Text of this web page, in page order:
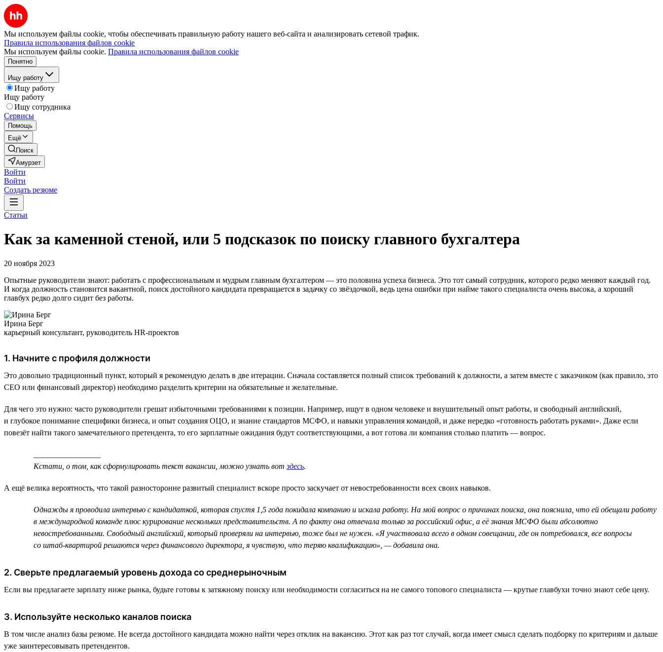
Мы используем файлы cookie, чтобы обеспечивать правильную работу нашего веб-сайта и анализировать сетевой трафик.
Правила использования файлов cookie
Мы используем файлы cookie. Правила использования файлов cookie
Понятно
Ищу работу
Ищу работу
Ищу работу
Ищу сотрудника
Сервисы
Помощь
Ещё
Поиск
Амурзет
Войти
Войти
Создать резюме
Статьи
Как за каменной стеной, или 5 подсказок по поиску главного бухгалтера
20 ноября 2023
Опытные руководители знают: работать с профессиональным и мудрым главным бухгалтером — это половина успеха бизнеса. Это тот самый сотрудник, которого редко меняют каждый год.
И когда должность становится вакантной, поиск достойного кандидата превращается в задачку со звёздочкой, ведь цена ошибки при найме такого специалиста очень высока, а хороший
главбух редко долго сидит без работы.
Ирина Берг
карьерный консультант, руководитель HR-проектов
1. Начните с профиля должности
Это довольно традиционный пункт, который я рекомендую делать в две итерации. Сначала составляется полный список требований к должности, а затем вместе с заказчиком (как правило, это
СЕО или финансовый директор) необходимо разделить критерии на обязательные и желательные.
Для чего это нужно: часто руководители грешат избыточными требованиями к позиции. Например, ищут в одном человеке и внушительный опыт работы, и свободный английский,
и глубокое понимание специфики бизнеса, и опыт создания ОЦО, и знание стандартов МСФО, и навыки управления командой, и даже нередко «готовность работать руками». Даже если
повезёт найти такого замечательного претендента, то его зарплатные ожидания будут соответствующими, а вот готова ли компания столько платить — вопрос.
Кстати, о том, как сформулировать текст вакансии, можно узнать вотздесь.
А ещё велика вероятность, что такой разносторонне развитый специалист вскоре просто заскучает от невостребованности всех своих навыков.
Однажды я проводила интервью с кандидаткой, которая спустя 1,5 года покидала компанию и искала работу. На мой вопрос о причинах поиска, она пояснила, что ей обещали работу
в международной команде плюс курирование нескольких представительств. А по факту она отвечала только за российский офис, а её знания МСФО были абсолютно
невостребованными. Свободный английский, который проверяли на интервью, тоже был не нужен. «Я участвовала всего в одном совещании, где он потребовался, все вопросы
со штаб-квартирой решаются через финансового директора, я чувствую, что теряю квалификацию», — добавила она.
2. Сверьте предлагаемый уровень дохода со среднерыночным
Если вы предлагаете зарплату ниже рынка, будьте готовы к затяжному поиску или необходимости согласиться на не самого топового специалиста — крутые главбухи точно знают себе цену.
3. Используйте несколько каналов поиска
В том числе анализ базы резюме. Не всегда достойного кандидата можно найти через отклик на вакансию. Этот как раз тот случай, когда имеет смысл сделать подборку по критериям и дальше
уже заинтересовывать претендентов.